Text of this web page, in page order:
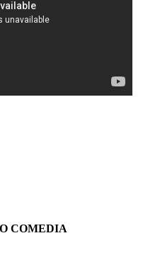
COMEDIA